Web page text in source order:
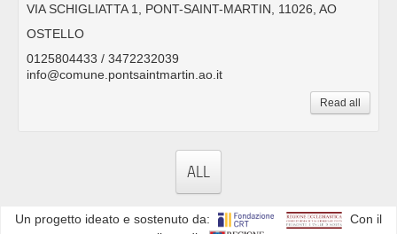
VIA SCHIGLIATTA 1, PONT-SAINT-MARTIN, 11026, AO
OSTELLO
0125804433 / 3472232039
info@comune.pontsaintmartin.ao.it
Read all
ALL
Un progetto ideato e sostenuto da:
Con il